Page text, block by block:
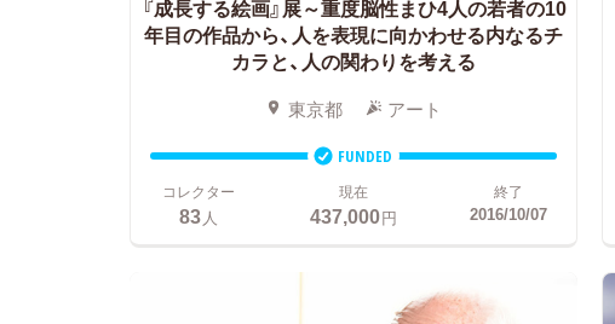
『成長する絵画』展～重度脳性まひ4人の若者の10
年目の作品から、人を表現に向かわせる内なるチ
カラと、人の関わりを考える
東京都 アート
FUNDED
コレクター
83人
現在
437,000円
終了
2016/10/07